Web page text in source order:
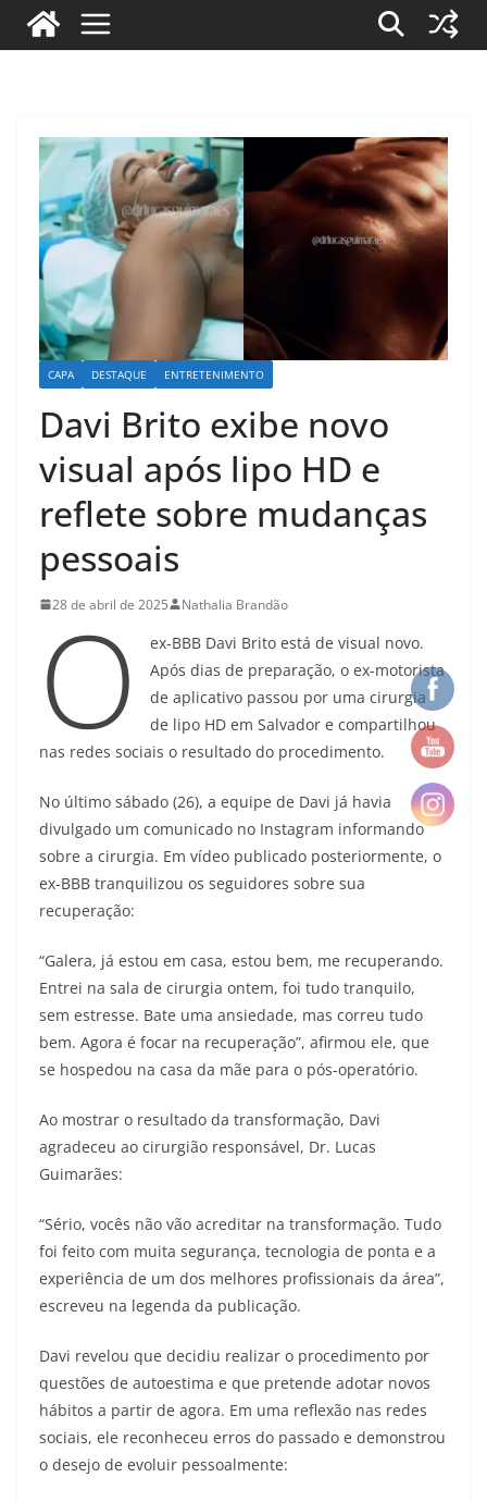
CAPA DESTAQUE ENTRETENIMENTO
Davi Brito exibe novo
visual após lipo HD e
reflete sobre mudanças
pessoais
28 de abril de 2025 Nathalia Brandão
O
ex-BBB Davi Brito está de visual novo.
Após dias de preparação, o ex-motorista
de aplicativo passou por uma cirurgia
de lipo HD em Salvador e compartilhou
nas redes sociais o resultado do procedimento.
No último sábado (26), a equipe de Davi já havia
divulgado um comunicado no Instagram informando
sobre a cirurgia. Em vídeo publicado posteriormente, o
ex-BBB tranquilizou os seguidores sobre sua
recuperação:
“Galera, já estou em casa, estou bem, me recuperando.
Entrei na sala de cirurgia ontem, foi tudo tranquilo,
sem estresse. Bate uma ansiedade, mas correu tudo
bem. Agora é focar na recuperação”, afirmou ele, que
se hospedou na casa da mãe para o pós-operatório.
Ao mostrar o resultado da transformação, Davi
agradeceu ao cirurgião responsável, Dr. Lucas
Guimarães:
“Sério, vocês não vão acreditar na transformação. Tudo
foi feito com muita segurança, tecnologia de ponta e a
experiência de um dos melhores profissionais da área”,
escreveu na legenda da publicação.
Davi revelou que decidiu realizar o procedimento por
questões de autoestima e que pretende adotar novos
hábitos a partir de agora. Em uma reflexão nas redes
sociais, ele reconheceu erros do passado e demonstrou
o desejo de evoluir pessoalmente: